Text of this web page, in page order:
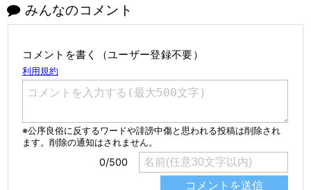
みんなのコメント
コメントを書く（ユーザー登録不要）